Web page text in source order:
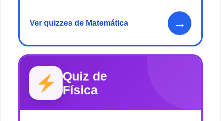
Ver quizzes de Matemática →
Quiz de
Física